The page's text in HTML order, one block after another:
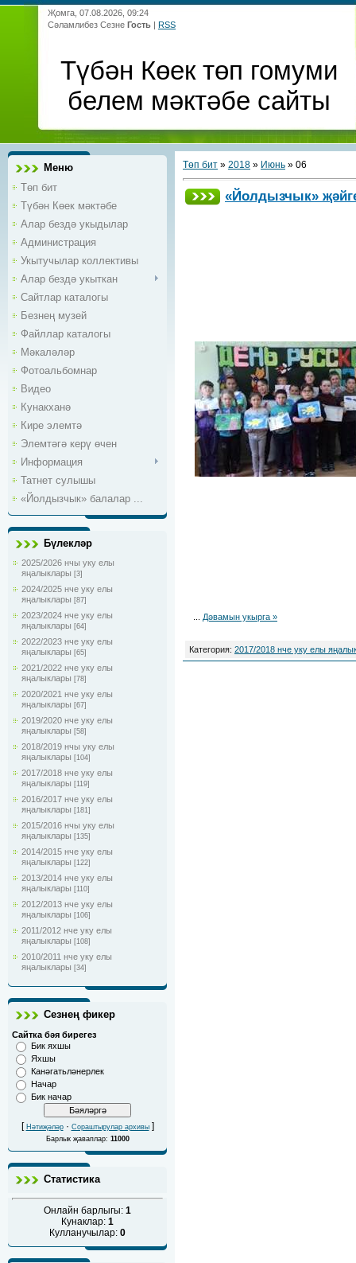
Җомга, 07.08.2026, 09:24
Сәламлибез Сезне Гость | RSS
Түбән Көек төп гомуми
белем мәктәбе сайты
Меню
Төп бит
Түбән Көек мәктәбе
Алар бездә укыдылар
Администрация
Укытучылар коллективы
Алар бездә укыткан
Сайтлар каталогы
Безнең музей
Файллар каталогы
Мәкаләләр
Фотоальбомнар
Видео
Кунакханә
Кире элемтә
Элемтәгә керү өчен
Информация
Татнет сулышы
«Йолдызчык» балалар ...
Бүлекләр
2025/2026 нчы уку елы
яңалыклары [3]
2024/2025 нче уку елы
яңалыклары [87]
2023/2024 нче уку елы
яңалыклары [64]
2022/2023 нче уку елы
яңалыклары [65]
2021/2022 нче уку елы
яңалыклары [78]
2020/2021 нче уку елы
яңалыклары [67]
2019/2020 нче уку елы
яңалыклары [58]
2018/2019 нчы уку елы
яңалыклары [104]
2017/2018 нче уку елы
яңалыклары [119]
2016/2017 нче уку елы
яңалыклары [181]
2015/2016 нчы уку елы
яңалыклары [135]
2014/2015 нче уку елы
яңалыклары [122]
2013/2014 нче уку елы
яңалыклары [110]
2012/2013 нче уку елы
яңалыклары [106]
2011/2012 нче уку елы
яңалыклары [108]
2010/2011 нче уку елы
яңалыклары [34]
Сезнең фикер
Сайтка бәя бирегез
Бик яхшы
Яхшы
Канәгатьләнерлек
Начар
Бик начар
[ Нәтиҗәләр· Сораштырулар архивы]
Барлык җаваплар: 11000
Статистика
Онлайн барлыгы: 1
Кунаклар: 1
Кулланучылар: 0
Төп бит » 2018 » Июнь » 06
«Йолдызчык»
Дәвамын укырга »
Категория: 2017/2018 нче уку елы